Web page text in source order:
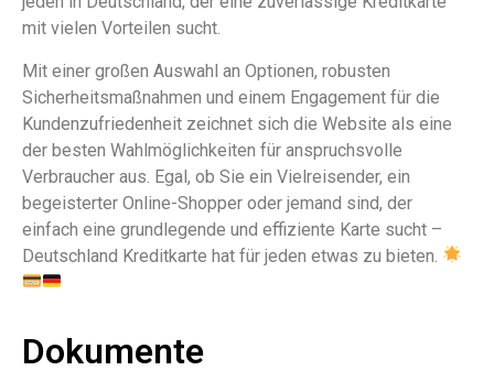
mit vielen Vorteilen sucht.
Mit einer großen Auswahl an Optionen, robusten
Sicherheitsmaßnahmen und einem Engagement für die
Kundenzufriedenheit zeichnet sich die Website als eine
der besten Wahlmöglichkeiten für anspruchsvolle
Verbraucher aus. Egal, ob Sie ein Vielreisender, ein
begeisterter Online-Shopper oder jemand sind, der
einfach eine grundlegende und effiziente Karte sucht –
Deutschland Kreditkarte hat für jeden etwas zu bieten.
Dokumente